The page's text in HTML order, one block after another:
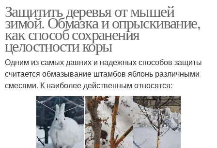
Защитить деревья от мышей
зимой. Обмазка и опрыскивание,
как способ сохранения
целостности коры
Одним из самых давних и надежных способов защиты
считается обмазывание штамбов яблонь различными
смесями. К наиболее действенным относятся: